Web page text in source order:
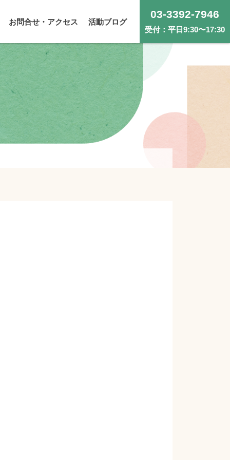
お問合せ・アクセス 活動ブログ
03-3392-7946
受付：平日9:30〜17:30